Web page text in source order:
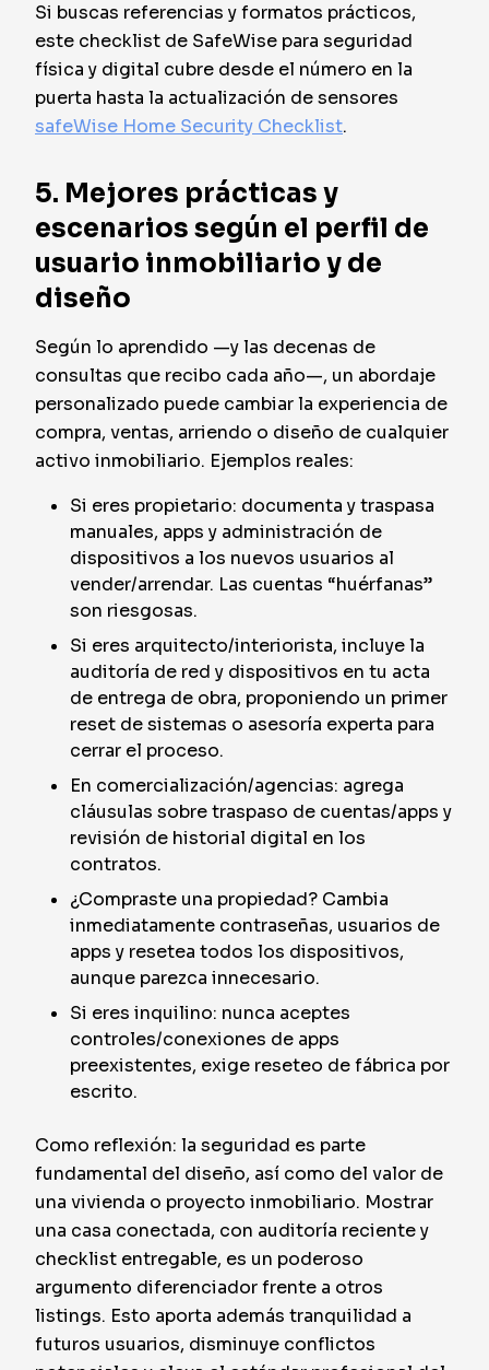
Si buscas referencias y formatos prácticos,
este checklist de SafeWise para seguridad
física y digital cubre desde el número en la
puerta hasta la actualización de sensores
safeWise Home Security Checklist.
5. Mejores prácticas y
escenarios según el perfil de
usuario inmobiliario y de
diseño
Según lo aprendido —y las decenas de
consultas que recibo cada año—, un abordaje
personalizado puede cambiar la experiencia de
compra, ventas, arriendo o diseño de cualquier
activo inmobiliario. Ejemplos reales:
Si eres propietario: documenta y traspasa
manuales, apps y administración de
dispositivos a los nuevos usuarios al
vender/arrendar. Las cuentas “huérfanas”
son riesgosas.
Si eres arquitecto/interiorista, incluye la
auditoría de red y dispositivos en tu acta
de entrega de obra, proponiendo un primer
reset de sistemas o asesoría experta para
cerrar el proceso.
En comercialización/agencias: agrega
cláusulas sobre traspaso de cuentas/apps y
revisión de historial digital en los
contratos.
¿Compraste una propiedad? Cambia
inmediatamente contraseñas, usuarios de
apps y resetea todos los dispositivos,
aunque parezca innecesario.
Si eres inquilino: nunca aceptes
controles/conexiones de apps
preexistentes, exige reseteo de fábrica por
escrito.
Como reflexión: la seguridad es parte
fundamental del diseño, así como del valor de
una vivienda o proyecto inmobiliario. Mostrar
una casa conectada, con auditoría reciente y
checklist entregable, es un poderoso
argumento diferenciador frente a otros
listings. Esto aporta además tranquilidad a
futuros usuarios, disminuye conflictos